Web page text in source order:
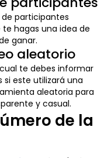
de participantes
hagas una idea de
ganar.
aleatorio
te debes informar
este utilizará una
aleatoria para
y casual.
de la